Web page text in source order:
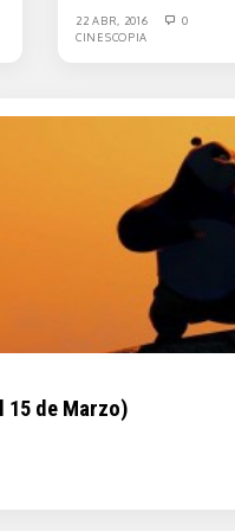
22 ABR, 2016
0
CINESCOPIA
15 de Marzo)